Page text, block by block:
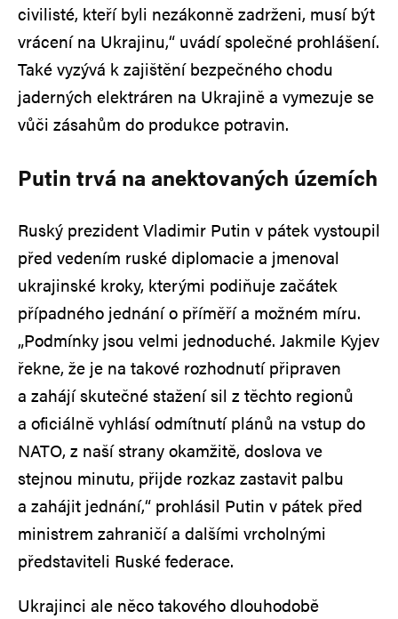
civilisté, kteří byli nezákonně zadrženi, musí být
vrácení na Ukrajinu,“ uvádí společné prohlášení.
Také vyzývá k zajištění bezpečného chodu
jaderných elektráren na Ukrajině a vymezuje se
vůči zásahům do produkce potravin.
Putin trvá na anektovaných územích
Ruský prezident Vladimir Putin v pátek vystoupil
před vedením ruské diplomacie a jmenoval
ukrajinské kroky, kterými podiňuje začátek
případného jednání o příměří a možném míru.
„Podmínky jsou velmi jednoduché. Jakmile Kyjev
řekne, že je na takové rozhodnutí připraven
a zahájí skutečné stažení sil z těchto regionů
a oficiálně vyhlásí odmítnutí plánů na vstup do
NATO, z naší strany okamžitě, doslova ve
stejnou minutu, přijde rozkaz zastavit palbu
a zahájit jednání,“ prohlásil Putin v pátek před
ministrem zahraničí a dalšími vrcholnými
představiteli Ruské federace.
Ukrajinci ale něco takového dlouhodobě